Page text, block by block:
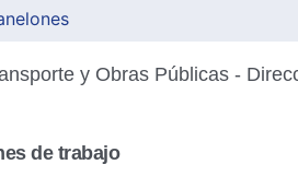
y Obras Públicas -
de trabajo